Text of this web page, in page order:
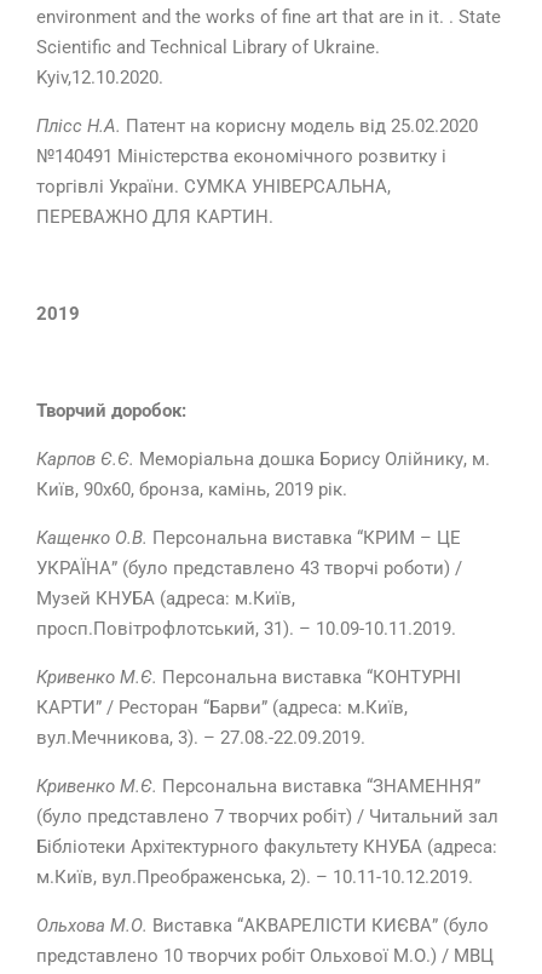
environment and the works of fine art that are in it. . State
Scientific and Technical Library of Ukraine.
Kyiv,12.10.2020.
Плісс Н.А. Патент на корисну модель від 25.02.2020
№140491 Міністерства економічного розвитку і
торгівлі України. СУМКА УНІВЕРСАЛЬНА,
ПЕРЕВАЖНО ДЛЯ КАРТИН.
2019
Творчий доробок:
Карпов Є.Є. Меморіальна дошка Борису Олійнику, м.
Київ, 90х60, бронза, камінь, 2019 рік.
Кащенко О.В. Персональна виставка “КРИМ – ЦЕ
УКРАЇНА” (було представлено 43 творчі роботи) /
Музей КНУБА (адреса: м.Київ,
просп.Повітрофлотський, 31). – 10.09-10.11.2019.
Кривенко М.Є. Персональна виставка “КОНТУРНІ
КАРТИ” / Ресторан “Барви” (адреса: м.Київ,
вул.Мечникова, 3). – 27.08.-22.09.2019.
Кривенко М.Є. Персональна виставка “ЗНАМЕННЯ”
(було представлено 7 творчих робіт) / Читальний зал
Бібліотеки Архітектурного факультету КНУБА (адреса:
м.Київ, вул.Преображенська, 2). – 10.11-10.12.2019.
Ольхова М.О. Виставка “АКВАРЕЛІСТИ КИЄВА” (було
представлено 10 творчих робіт Ольхової М.О.) / МВЦ